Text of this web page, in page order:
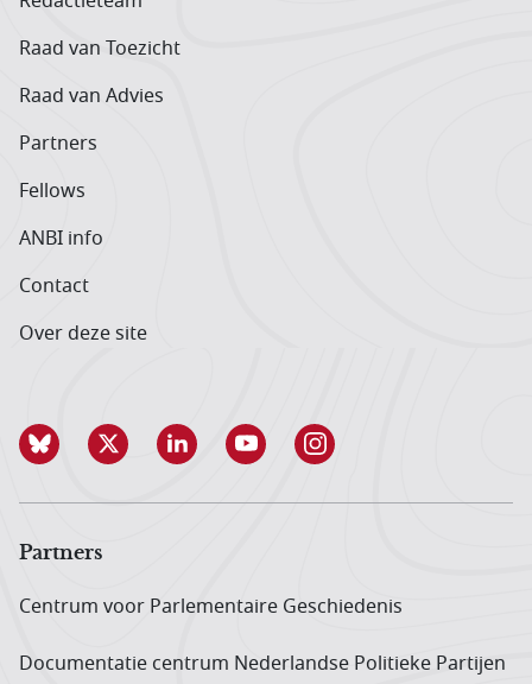
Raad van Toezicht
Raad van Advies
Partners
Fellows
ANBI info
Contact
Over deze site
Partners
Centrum voor Parlementaire Geschiedenis
Documentatie centrum Neder­landse Politieke Partijen